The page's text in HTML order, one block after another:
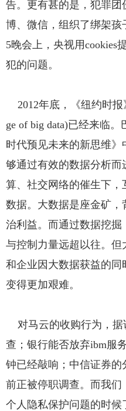
告。更有甚的是，犯罪
博、微信，组织了绑架孩
5晚会上，央视用cookies
犯的问题。
2012年底，《纽约时报
ge of big data)已经来临
时代预见未来的新思维》
够通过有效的数据分析
算、社交网络的催生下
数据。大数据是座金矿
治利益。而通过数据挖
与控制力量远超以往。但
和企业因大数据获益的
变得更加艰难。
对马云的收购行为，据
查；银行能否放弃ibm服
钟已经敲响；中信证券的
前正被停职调查。而我
个人隐私保护问题的时候